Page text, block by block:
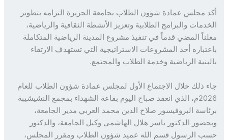
مجلس عمادة شؤون الطلاب بجامعة الجزيرة التزامه بتطوير
والبرامج الطلابية وتعزيز الأنشطة الثقافية والرياضية،
المضي قدماً في تنفيذ مشروع المدينة الرياضية المتكاملة
أحد المشروعات الاستراتيجية التي تستهدف الارتقاء
الرياضية وخدمة الطلاب والمجتمع.
ذلك خلال الاجتماع الأول لمجلس عمادة شؤون الطلاب للعام
2026م، الذي انعقد صباح اليوم بقاعة الشهداء بمجمع النشيشيبة
البروفيسور صلاح الدين محمد العربي مدير الجامعة،
الدكتور ياسر هلال الهاشمي وكيل الجامعة، والدكتور
الرسول قسم الله عميد شؤون الطلاب ومقرر المجلس،